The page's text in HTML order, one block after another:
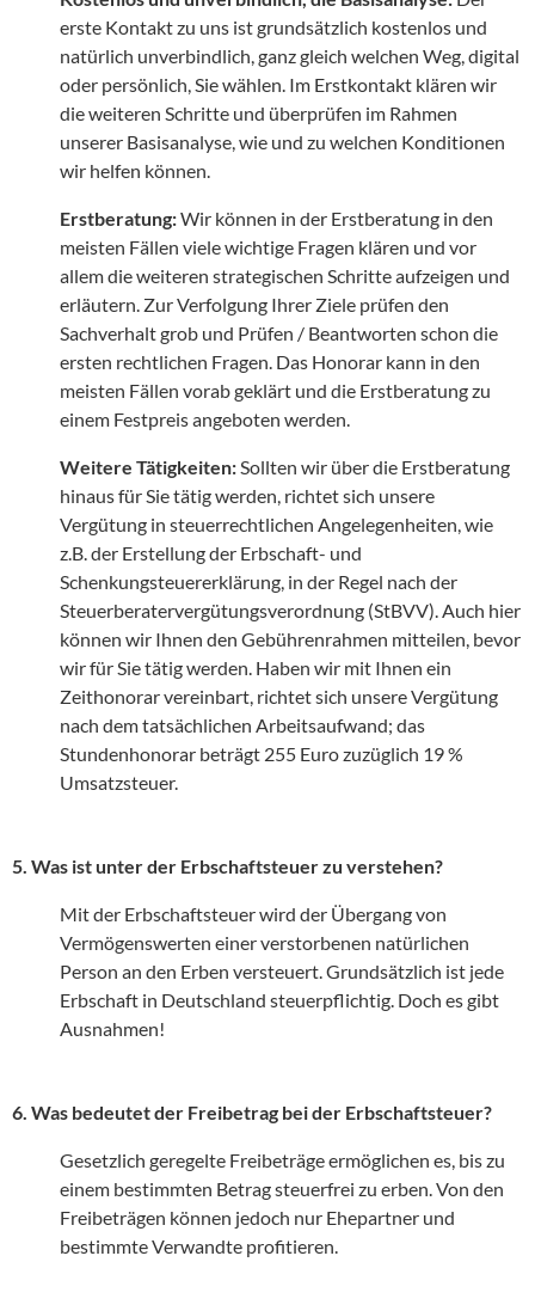
erste Kontakt zu uns ist grundsätzlich kostenlos und
natürlich unverbindlich, ganz gleich welchen Weg, digital
oder persönlich, Sie wählen. Im Erstkontakt klären wir
die weiteren Schritte und überprüfen im Rahmen
unserer Basisanalyse, wie und zu welchen Konditionen
wir helfen können.
Erstberatung:Wir können in der Erstberatung in den
meisten Fällen viele wichtige Fragen klären und vor
allem die weiteren strategischen Schritte aufzeigen und
erläutern. Zur Verfolgung Ihrer Ziele prüfen den
Sachverhalt grob und Prüfen / Beantworten schon die
ersten rechtlichen Fragen. Das Honorar kann in den
meisten Fällen vorab geklärt und die Erstberatung zu
einem Festpreis angeboten werden.
Weitere Tätigkeiten:Sollten wir über die Erstberatung
hinaus für Sie tätig werden, richtet sich unsere
Vergütung in steuerrechtlichen Angelegenheiten, wie
z.B. der Erstellung der Erbschaft- und
Schenkungsteuererklärung, in der Regel nach der
Steuerberatervergütungsverordnung (StBVV). Auch hier
können wir Ihnen den Gebührenrahmen mitteilen, bevor
wir für Sie tätig werden. Haben wir mit Ihnen ein
Zeithonorar vereinbart, richtet sich unsere Vergütung
nach dem tatsächlichen Arbeitsaufwand; das
Stundenhonorar beträgt 255 Euro zuzüglich 19 %
Umsatzsteuer.
5. Was ist unter der Erbschaftsteuer zu verstehen?
Mit der Erbschaftsteuer wird der Übergang von
Vermögenswerten einer verstorbenen natürlichen
Person an den Erben versteuert. Grundsätzlich ist jede
Erbschaft in Deutschland steuerpflichtig. Doch es gibt
Ausnahmen!
6. Was bedeutet der Freibetrag bei der Erbschaftsteuer?
Gesetzlich geregelte Freibeträge ermöglichen es, bis zu
einem bestimmten Betrag steuerfrei zu erben. Von den
Freibeträgen können jedoch nur Ehepartner und
bestimmte Verwandte profitieren.